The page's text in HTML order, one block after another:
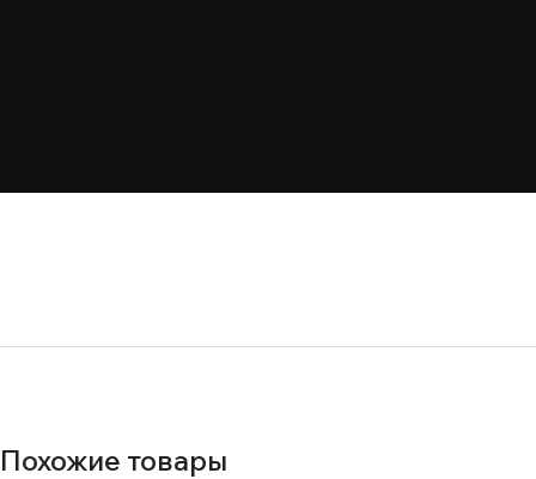
Похожие товары